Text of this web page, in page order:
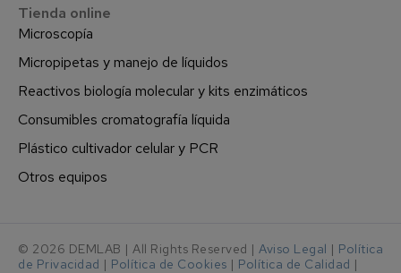
Tienda online
Microscopía
Micropipetas y manejo de líquidos
Reactivos biología molecular y kits enzimáticos
Consumibles cromatografía líquida
Plástico cultivador celular y PCR
Otros equipos
© 2026 DEMLAB | All Rights Reserved | Aviso Legal | Política
de Privacidad | Política de Cookies | Política de Calidad |